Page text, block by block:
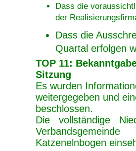
Dass die
der
Dass die
Quartal erfolgen
TOP 11:
Sitzung
Es wurden
weitergegeben und
beschlossen.
Die vollständige
Katzenelnbogen